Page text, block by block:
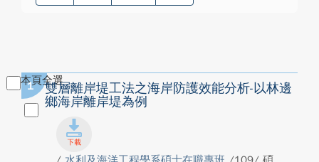
本頁全選
1
雙層離岸堤工法之海岸防護效能分析-以林邊
鄉海岸離岸堤為例